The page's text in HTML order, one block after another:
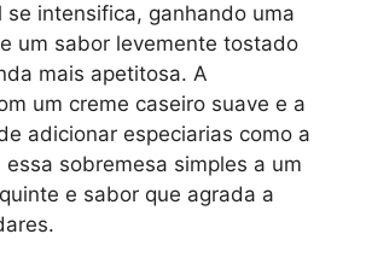
se intensifica, ganhando uma
um sabor levemente tostado
mais apetitosa. A
um creme caseiro suave e a
adicionar especiarias como a
essa sobremesa simples a um
e sabor que agrada a